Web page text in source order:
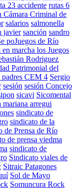
23 accidente rutas 6
Cámara Criminal de
salarios salmonella
javier sanción sandro
poJuegos de Río
en marcha los Juegos
Rodriguez
Patrimonial del
padres CEM 4 Sergio
sesión sesión Concejo
sicavi Sicomental
arregui
sindicato de
sindicato de la
de Prensa de Río
de prensa viedma
sindicato de
Sindicato viales de
Sitraic Patagones
Sol de Mayo
Somuncura Rock